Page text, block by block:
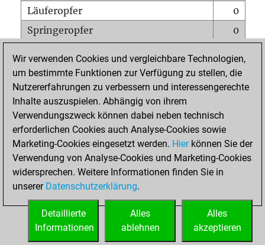
Läuferopfer
0
Springeropfer
0
Matt auf vollem Brett
0
Bauer setzt Matt
0
Erstickte Matts
Unterverwandlungen
Türme auf der siebten
0
STARTSEITE
Wir verwenden Cookies und vergleichbare Technologien,
um bestimmte Funktionen zur Verfügung zu stellen, die
Nutzererfahrungen zu verbessern und interessengerechte
Inhalte auszuspielen. Abhängig von ihrem
Verwendungszweck können dabei neben technisch
erforderlichen Cookies auch Analyse-Cookies sowie
Marketing-Cookies eingesetzt werden. Hierkönnen Sie der
Verwendung von Analyse-Cookies und Marketing-Cookies
widersprechen. Weitere Informationen finden Sie in
unserer Datenschutzerklärung.
Alles
akzeptieren
Alles
ablehnen
Detaillierte
Informationen